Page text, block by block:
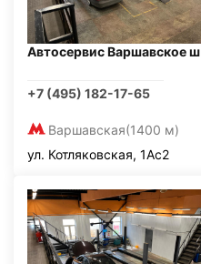
Автосервис Варшавское ш
+7 (495) 182-17-65
Варшавская(1400 м)
ул. Котляковская, 1Ас2